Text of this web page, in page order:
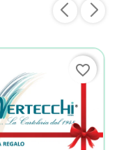
favorite_border